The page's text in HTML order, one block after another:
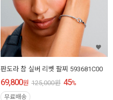
판도라 참 실버 리벳 팔찌 593681C00
69,800원 125,000원 45%
무료배송